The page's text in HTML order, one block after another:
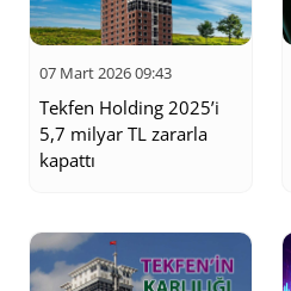
07 Mart 2026 09:43
Tekfen Holding 2025’i
5,7 milyar TL zararla
kapattı